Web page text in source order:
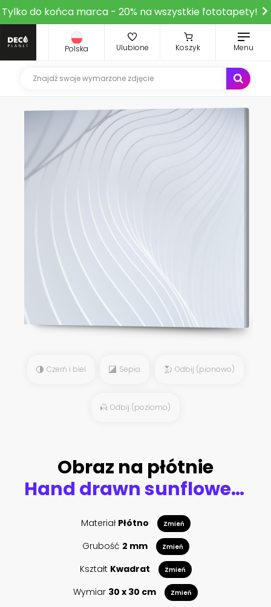
Tylko do końca marca - 20% na wszystkie fototapety!
Polska Ulubione Koszyk Menu
Czerń i biel Sepia Odbij (pionowo)
Odbij (poziomo)
Obraz na płótnie
Hand drawn sunflowers in a seamless pattern. Black outlines isolated on a white background. Floral sketch. Black and white clipart. Realistic freehand drawing with pen and ink.
Materiał Płótno Zmień
Grubość 2 mm Zmień
Kształt Kwadrat Zmień
Wymiar 30 x 30 cm Zmień